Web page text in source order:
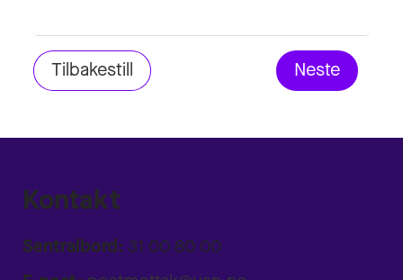
Kontakt
Sentralbord: 31 00 80 00